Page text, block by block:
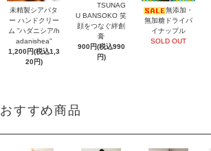
未精製シアバタ
ー ハンドクリー
ム ”ハダニシア/h
adanishea”
1,200円(税込1,3
20円)
TSUNAG
U BANSOKO 笑
顔をつなぐ絆創
膏
900円(税込990
円)
無添加・
無加糖ドライパ
イナップル
SOLD OUT
おすすめ商品